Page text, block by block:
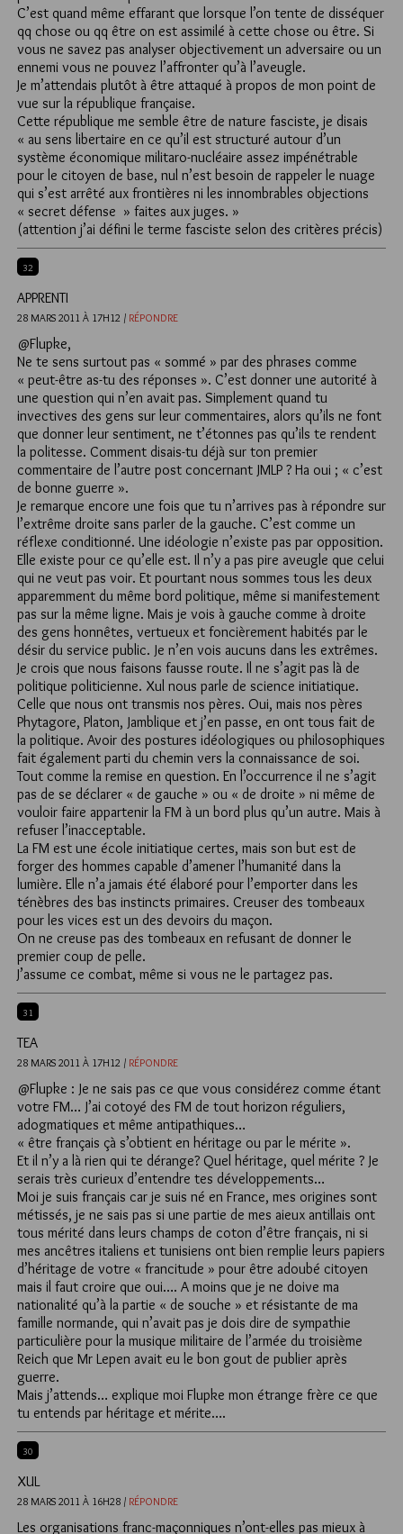
C’est quand même effarant que lorsque l’on tente de disséquer
qq chose ou qq être on est assimilé à cette chose ou être. Si
vous ne savez pas analyser objectivement un adversaire ou un
ennemi vous ne pouvez l’affronter qu’à l’aveugle.
Je m’attendais plutôt à être attaqué à propos de mon point de
vue sur la république française.
Cette république me semble être de nature fasciste, je disais
« au sens libertaire en ce qu’il est structuré autour d’un
système économique militaro-nucléaire assez impénétrable
pour le citoyen de base, nul n’est besoin de rappeler le nuage
qui s’est arrêté aux frontières ni les innombrables objections
« secret défense » faites aux juges. »
(attention j’ai défini le terme fasciste selon des critères précis)
32
APPRENTI
28 MARS 2011 À 17H12 / RÉPONDRE
@Flupke,
Ne te sens surtout pas « sommé » par des phrases comme
« peut-être as-tu des réponses ». C’est donner une autorité à
une question qui n’en avait pas. Simplement quand tu
invectives des gens sur leur commentaires, alors qu’ils ne font
que donner leur sentiment, ne t’étonnes pas qu’ils te rendent
la politesse. Comment disais-tu déjà sur ton premier
commentaire de l’autre post concernant JMLP ? Ha oui ; « c’est
de bonne guerre ».
Je remarque encore une fois que tu n’arrives pas à répondre sur
l’extrême droite sans parler de la gauche. C’est comme un
réflexe conditionné. Une idéologie n’existe pas par opposition.
Elle existe pour ce qu’elle est. Il n’y a pas pire aveugle que celui
qui ne veut pas voir. Et pourtant nous sommes tous les deux
apparemment du même bord politique, même si manifestement
pas sur la même ligne. Mais je vois à gauche comme à droite
des gens honnêtes, vertueux et foncièrement habités par le
désir du service public. Je n’en vois aucuns dans les extrêmes.
Je crois que nous faisons fausse route. Il ne s’agit pas là de
politique politicienne. Xul nous parle de science initiatique.
Celle que nous ont transmis nos pères. Oui, mais nos pères
Phytagore, Platon, Jamblique et j’en passe, en ont tous fait de
la politique. Avoir des postures idéologiques ou philosophiques
fait également parti du chemin vers la connaissance de soi.
Tout comme la remise en question. En l’occurrence il ne s’agit
pas de se déclarer « de gauche » ou « de droite » ni même de
vouloir faire appartenir la FM à un bord plus qu’un autre. Mais à
refuser l’inacceptable.
La FM est une école initiatique certes, mais son but est de
forger des hommes capable d’amener l’humanité dans la
lumière. Elle n’a jamais été élaboré pour l’emporter dans les
ténèbres des bas instincts primaires. Creuser des tombeaux
pour les vices est un des devoirs du maçon.
On ne creuse pas des tombeaux en refusant de donner le
premier coup de pelle.
J’assume ce combat, même si vous ne le partagez pas.
31
TEA
28 MARS 2011 À 17H12 / RÉPONDRE
@Flupke : Je ne sais pas ce que vous considérez comme étant
votre FM… J’ai cotoyé des FM de tout horizon réguliers,
adogmatiques et même antipathiques…
« être français çà s’obtient en héritage ou par le mérite ».
Et il n’y a là rien qui te dérange? Quel héritage, quel mérite ? Je
serais très curieux d’entendre tes développements…
Moi je suis français car je suis né en France, mes origines sont
métissés, je ne sais pas si une partie de mes aieux antillais ont
tous mérité dans leurs champs de coton d’être français, ni si
mes ancêtres italiens et tunisiens ont bien remplie leurs papiers
d’héritage de votre « francitude » pour être adoubé citoyen
mais il faut croire que oui…. A moins que je ne doive ma
nationalité qu’à la partie « de souche » et résistante de ma
famille normande, qui n’avait pas je dois dire de sympathie
particulière pour la musique militaire de l’armée du troisième
Reich que Mr Lepen avait eu le bon gout de publier après
guerre.
Mais j’attends… explique moi Flupke mon étrange frère ce que
tu entends par héritage et mérite….
30
XUL
28 MARS 2011 À 16H28 / RÉPONDRE
Les organisations franc-maçonniques n’ont-elles pas mieux à